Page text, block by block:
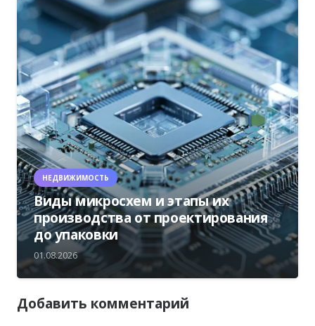
НЕДВИЖИМОСТЬ
Виды микросхем и этапы их
производства от проектирования
до упаковки
01.08.2026
Добавить комментарий